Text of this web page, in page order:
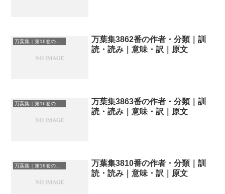
万葉集｜第16巻の和歌一覧
万葉集3862番の作者・分類｜訓
読・読み｜意味・訳｜原文
万葉集｜第16巻の和歌一覧
万葉集3863番の作者・分類｜訓
読・読み｜意味・訳｜原文
万葉集｜第16巻の和歌一覧
万葉集3810番の作者・分類｜訓
読・読み｜意味・訳｜原文